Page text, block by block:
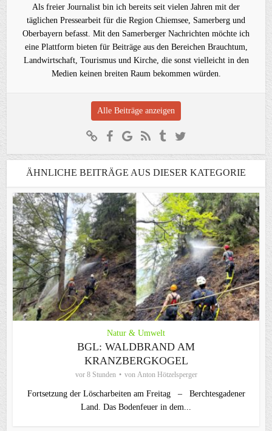
Als freier Journalist bin ich bereits seit vielen Jahren mit der
täglichen Pressearbeit für die Region Chiemsee, Samerberg und
Oberbayern befasst. Mit den Samerberger Nachrichten möchte ich
eine Plattform bieten für Beiträge aus den Bereichen Brauchtum,
Landwirtschaft, Tourismus und Kirche, die sonst vielleicht in den
Medien keinen breiten Raum bekommen würden.
Alle Beiträge anzeigen
ÄHNLICHE BEITRÄGE AUS DIESER KATEGORIE
Natur & Umwelt
BGL: WALDBRAND AM
KRANZBERGKOGEL
vor 8 Stunden von Anton Hötzelsperger
Fortsetzung der Löscharbeiten am Freitag – Berchtesgadener
Land. Das Bodenfeuer in dem...